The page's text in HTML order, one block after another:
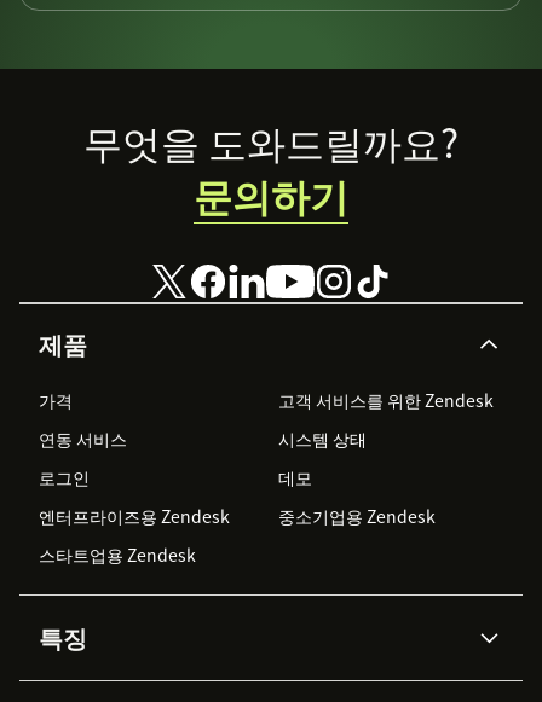
Footer
제품
가격
고객 서비스를 위한 Zendesk
연동 서비스
시스템 상태
로그인
데모
엔터프라이즈용 Zendesk
중소기업용 Zendesk
스타트업용 Zendesk
특징
무엇을 도와드릴까요?
문의하기